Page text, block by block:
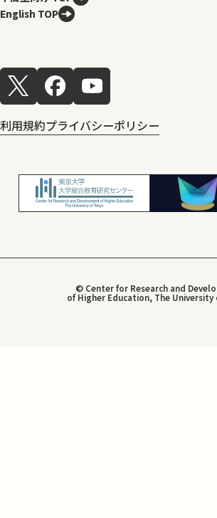
English TOP
利用規約プライバシーポリシー
© Center for Research and
of Higher Education, The University